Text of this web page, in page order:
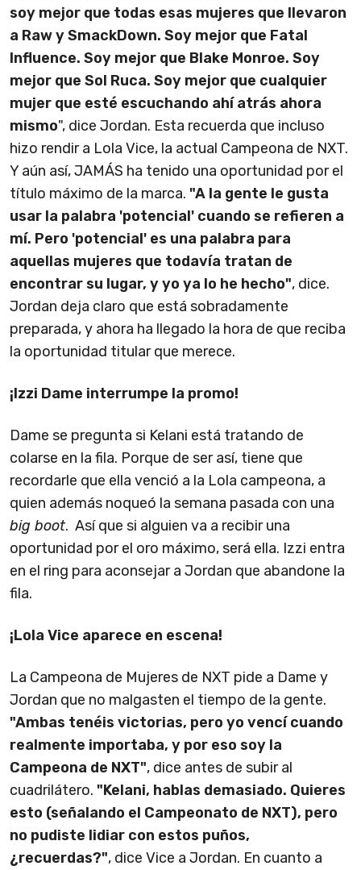
soy mejor que todas esas mujeres que llevaron
a Raw y SmackDown. Soy mejor que Fatal
Influence. Soy mejor que Blake Monroe. Soy
mejor que Sol Ruca. Soy mejor que cualquier
mujer que esté escuchando ahí atrás ahora
mismo", dice Jordan. Esta recuerda que incluso
hizo rendir a Lola Vice, la actual Campeona de NXT.
Y aún así, JAMÁS ha tenido una oportunidad por el
título máximo de la marca. "A la gente le gusta
usar la palabra 'potencial' cuando se refieren a
mí. Pero 'potencial' es una palabra para
aquellas mujeres que todavía tratan de
encontrar su lugar, y yo ya lo he hecho", dice.
Jordan deja claro que está sobradamente
preparada, y ahora ha llegado la hora de que reciba
la oportunidad titular que merece.
¡Izzi Dame interrumpe la promo!
Dame se pregunta si Kelani está tratando de
colarse en la fila. Porque de ser así, tiene que
recordarle que ella venció a la Lola campeona, a
quien además noqueó la semana pasada con una
big boot. Así que si alguien va a recibir una
oportunidad por el oro máximo, será ella. Izzi entra
en el ring para aconsejar a Jordan que abandone la
fila.
¡Lola Vice aparece en escena!
La Campeona de Mujeres de NXT pide a Dame y
Jordan que no malgasten el tiempo de la gente.
"Ambas tenéis victorias, pero yo vencí cuando
realmente importaba, y por eso soy la
Campeona de NXT", dice antes de subir al
cuadrilátero. "Kelani, hablas demasiado. Quieres
esto (señalando el Campeonato de NXT), pero
no pudiste lidiar con estos puños,
¿recuerdas?", dice Vice a Jordan. En cuanto a